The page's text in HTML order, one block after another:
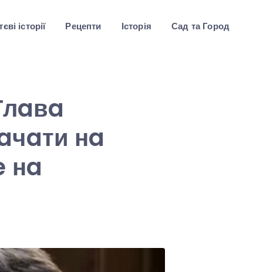
історії Рецепти Історія Сад та Город
нa
нa